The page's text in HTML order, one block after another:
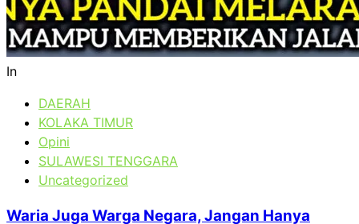
In
DAERAH
KOLAKA TIMUR
Opini
SULAWESI TENGGARA
Uncategorized
Waria Juga Warga Negara, Jangan Hanya